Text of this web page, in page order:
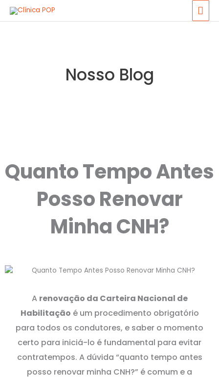
para
Nosso Blog
Quanto Tempo Antes
Posso Renovar
Minha CNH?
A renovação da Carteira Nacional de
Habilitação é um procedimento obrigatório
para todos os condutores, e saber o momento
certo para iniciá-lo é fundamental para evitar
contratempos. A dúvida “quanto tempo antes
posso renovar minha CNH?” é comum e a